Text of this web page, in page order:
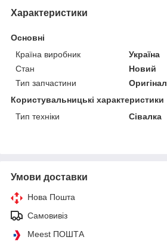
Характеристики
Основні
Країна виробник
Україна
Стан
Новий
Тип запчастини
Оригінал
Користувальницькі характеристики
Тип техніки
Сівалка
Умови доставки
Нова Пошта
Самовивіз
Meest ПОШТА